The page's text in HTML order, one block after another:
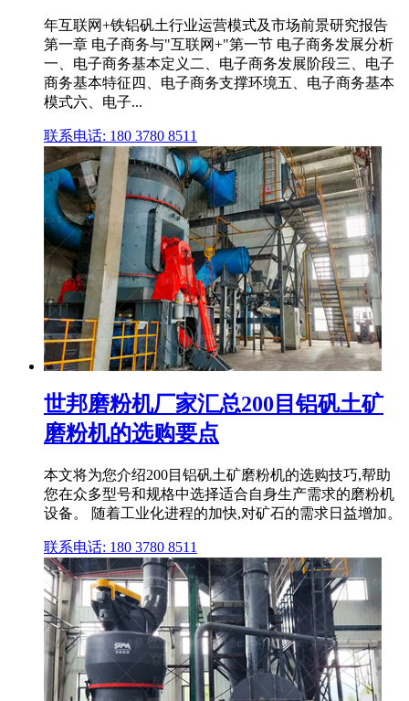
年互联网+铁铝矾土行业运营模式及市场前景研究报告
第一章 电子商务与"互联网+"第一节 电子商务发展分析
一、电子商务基本定义二、电子商务发展阶段三、电子
商务基本特征四、电子商务支撑环境五、电子商务基本
模式六、电子...
联系电话: 180 3780 8511
世邦磨粉机厂家汇总200目铝矾土矿
磨粉机的选购要点
本文将为您介绍200目铝矾土矿磨粉机的选购技巧,帮助
您在众多型号和规格中选择适合自身生产需求的磨粉机
设备。 随着工业化进程的加快,对矿石的需求日益增加。
联系电话: 180 3780 8511